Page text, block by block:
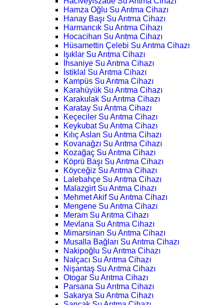
Hamza Oğlu Su Arıtma Cihazı
Hanay Başı Su Arıtma Cihazı
Harmancık Su Arıtma Cihazı
Hocacihan Su Arıtma Cihazı
Hüsamettin Çelebi Su Arıtma Cihazı
Işıklar Su Arıtma Cihazı
İhsaniye Su Arıtma Cihazı
İstiklal Su Arıtma Cihazı
Kampüs Su Arıtma Cihazı
Karahüyük Su Arıtma Cihazı
Karakulak Su Arıtma Cihazı
Karatay Su Arıtma Cihazı
Keçeciler Su Arıtma Cihazı
Keykubat Su Arıtma Cihazı
Kılıç Aslan Su Arıtma Cihazı
Kovanağzı Su Arıtma Cihazı
Kozağaç Su Arıtma Cihazı
Köprü Başı Su Arıtma Cihazı
Köyceğiz Su Arıtma Cihazı
Lalebahçe Su Arıtma Cihazı
Malazgirt Su Arıtma Cihazı
Mehmet Akif Su Arıtma Cihazı
Mengene Su Arıtma Cihazı
Meram Su Arıtma Cihazı
Mevlana Su Arıtma Cihazı
Mimarsinan Su Arıtma Cihazı
Musalla Bağları Su Arıtma Cihazı
Nakipoğlu Su Arıtma Cihazı
Nalçacı Su Arıtma Cihazı
Nişantaş Su Arıtma Cihazı
Otogar Su Arıtma Cihazı
Parsana Su Arıtma Cihazı
Sakarya Su Arıtma Cihazı